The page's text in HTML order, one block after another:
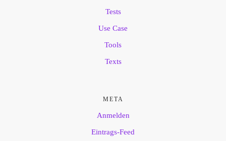
Tests
Use Case
Tools
Texts
META
Anmelden
Eintrags-Feed